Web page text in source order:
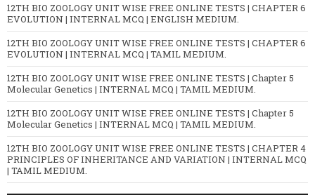
12TH BIO ZOOLOGY UNIT WISE FREE ONLINE TESTS | CHAPTER 6
EVOLUTION | INTERNAL MCQ | ENGLISH MEDIUM.
12TH BIO ZOOLOGY UNIT WISE FREE ONLINE TESTS | CHAPTER 6
EVOLUTION | INTERNAL MCQ | TAMIL MEDIUM.
12TH BIO ZOOLOGY UNIT WISE FREE ONLINE TESTS | Chapter 5
Molecular Genetics | INTERNAL MCQ | TAMIL MEDIUM.
12TH BIO ZOOLOGY UNIT WISE FREE ONLINE TESTS | Chapter 5
Molecular Genetics | INTERNAL MCQ | TAMIL MEDIUM.
12TH BIO ZOOLOGY UNIT WISE FREE ONLINE TESTS | CHAPTER 4
PRINCIPLES OF INHERITANCE AND VARIATION | INTERNAL MCQ
| TAMIL MEDIUM.